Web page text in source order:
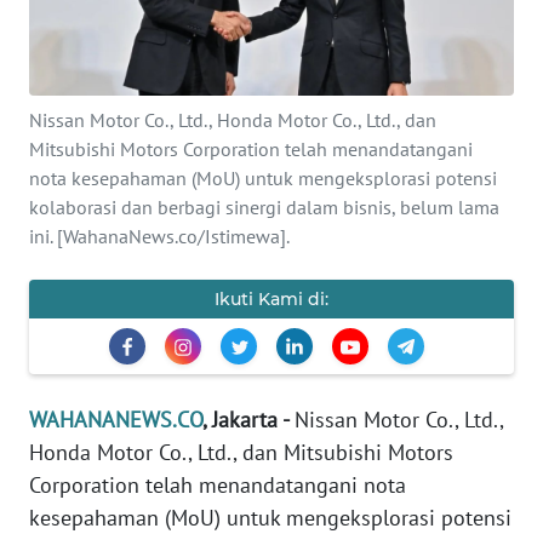
Nissan Motor Co., Ltd., Honda Motor Co., Ltd., dan
Mitsubishi Motors Corporation telah menandatangani
nota kesepahaman (MoU) untuk mengeksplorasi potensi
kolaborasi dan berbagi sinergi dalam bisnis, belum lama
ini. [WahanaNews.co/Istimewa].
Ikuti Kami di:
WAHANANEWS.CO, Jakarta -Nissan Motor Co., Ltd.,
Honda Motor Co., Ltd., dan Mitsubishi Motors
Corporation telah menandatangani nota
kesepahaman (MoU) untuk mengeksplorasi potensi
INTERNASIONAL
SERBA-SERBI
PENDIDIKAN
OLAHRAGA
OPINI
EDITORIAL
Informasi
INDEKS
BERITA